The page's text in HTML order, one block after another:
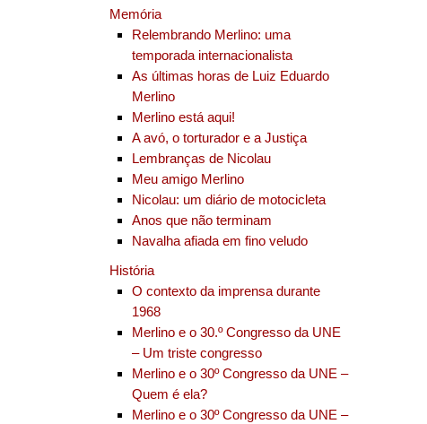
Memória
Relembrando Merlino: uma
temporada internacionalista
As últimas horas de Luiz Eduardo
Merlino
Merlino está aqui!
A avó, o torturador e a Justiça
Lembranças de Nicolau
Meu amigo Merlino
Nicolau: um diário de motocicleta
Anos que não terminam
Navalha afiada em fino veludo
História
O contexto da imprensa durante
1968
Merlino e o 30.º Congresso da UNE
– Um triste congresso
Merlino e o 30º Congresso da UNE –
Quem é ela?
Merlino e o 30º Congresso da UNE –